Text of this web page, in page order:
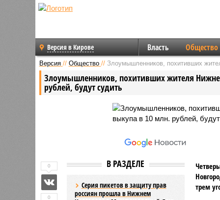
Версия в Кирове Власть Общество
Версия // Общество // Злоумышленников, похитивших
Злоумышленников, похитивших жителя
рублей, будут судить
В РАЗДЕЛЕ
Серия пикетов в защиту прав
россиян прошла в Нижнем
трем
0
0